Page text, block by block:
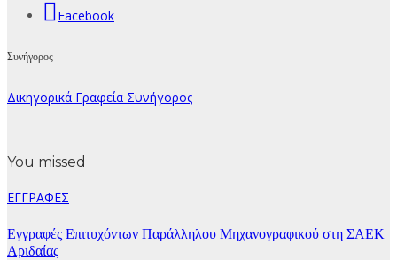
Facebook
Συνήγορος
Δικηγορικά Γραφεία Συνήγορος
You missed
ΕΓΓΡΑΦΕΣ
Εγγραφές Επιτυχόντων Παράλληλου Μηχανογραφικού στη ΣΑΕΚ
Αριδαίας